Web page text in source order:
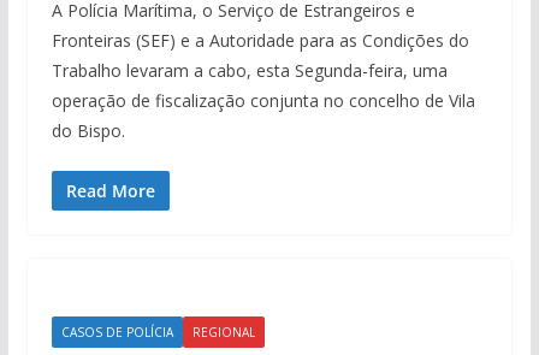
A Polícia Marítima, o Serviço de Estrangeiros e
Fronteiras (SEF) e a Autoridade para as Condições do
Trabalho levaram a cabo, esta Segunda-feira, uma
operação de fiscalização conjunta no concelho de Vila
do Bispo.
Read More
CASOS DE POLÍCIA REGIONAL